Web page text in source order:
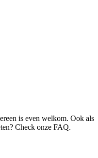
is even welkom. Ook als
Check onze FAQ.